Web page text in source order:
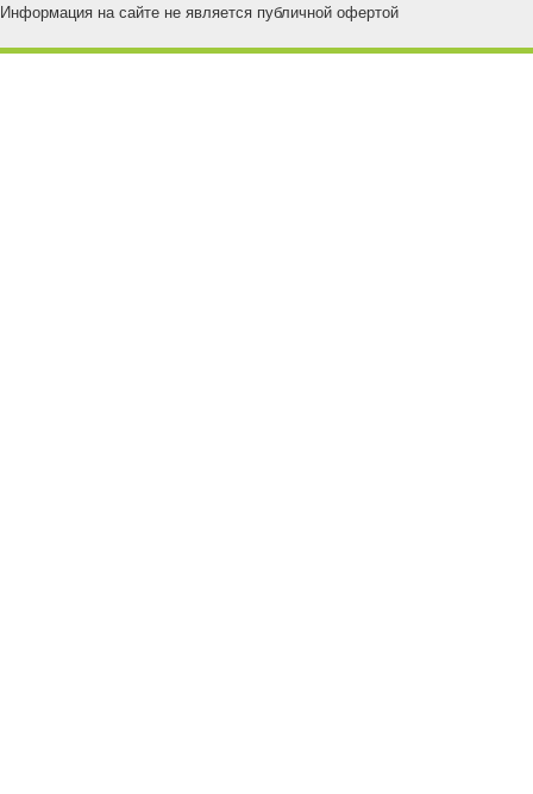
Информация на сайте не является публичной офертой